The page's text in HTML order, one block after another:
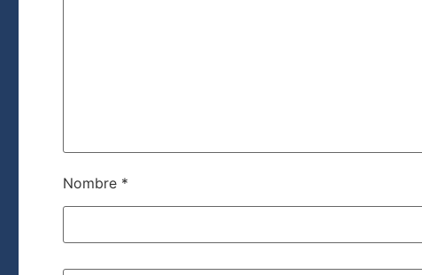
Nombre *